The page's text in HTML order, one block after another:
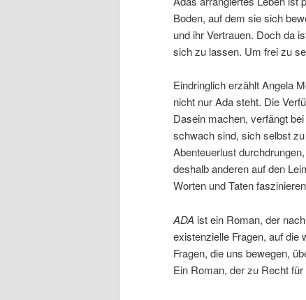
Boden, auf dem sie sich
und ihr Vertrauen. Doch da
sich zu lassen. Um frei zu
Eindringlich erzählt Angela
nicht nur Ada steht. Die
Dasein machen, verfängt
schwach sind, sich selbst
Abenteuerlust
deshalb anderen auf den
Worten und Taten
ADA ist ein Roman, der
existenzielle Fragen, auf die
Fragen, die uns bewegen,
Ein Roman, der zu Recht für